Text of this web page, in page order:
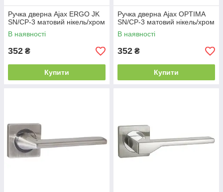
Ручка дверна Ajax ERGO JK
SN/CP-3 матовий нікель/хром
В наявності
352 ₴
Купити
Ручка дверна Ajax OPTIMA
SN/CP-3 матовий нікель/хром
В наявності
352 ₴
Купити